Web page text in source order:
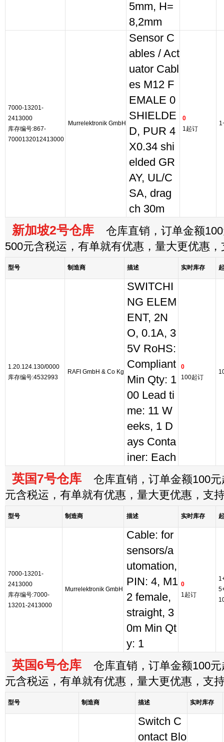
5mm, H=
8,2mm
7000-13201-
2413000
库存编号:867-
7000132012413000
Murrelektronik GmbH
Sensor C
ables / Act
uator Cabl
es M12 F
EMALE 0
SHIELDE
D, PUR 4
X0.34 shi
elded GR
AY, UL/C
SA, drag
ch 30m
0
1起订
新加坡2号仓库 仓库直销，订单金额
500元含税运，有单就有优惠，量大更优惠
型号 制造商 描述 实时库存
1.20.124.130/0000
库存编号:4532993
RAFI GmbH & Co Kg
SWITCHI
NG ELEM
ENT, 2N
O, 0.1A, 3
5V RoHS:
Compliant
Min Qty: 1
00 Lead ti
me: 11 W
eeks, 1 D
ays Conta
iner: Each
0
100起订
英国7号仓库 仓库直销，订单金额100元
元含税运，有单就有优惠，量大更优惠，支
型号 制造商 描述 实时库存
7000-13201-
2413000
库存编号:7000-
13201-2413000
Murrelektronik GmbH
Cable: for
sensors/a
utomation,
PIN: 4, M1
2 female,
straight, 3
0m Min Qt
y: 1
0
1起订
英国6号仓库 仓库直销，订单金额100元
元含税运，有单就有优惠，量大更优惠，支
型号 制造商 描述 实时库存
Switch C
ontact Blo